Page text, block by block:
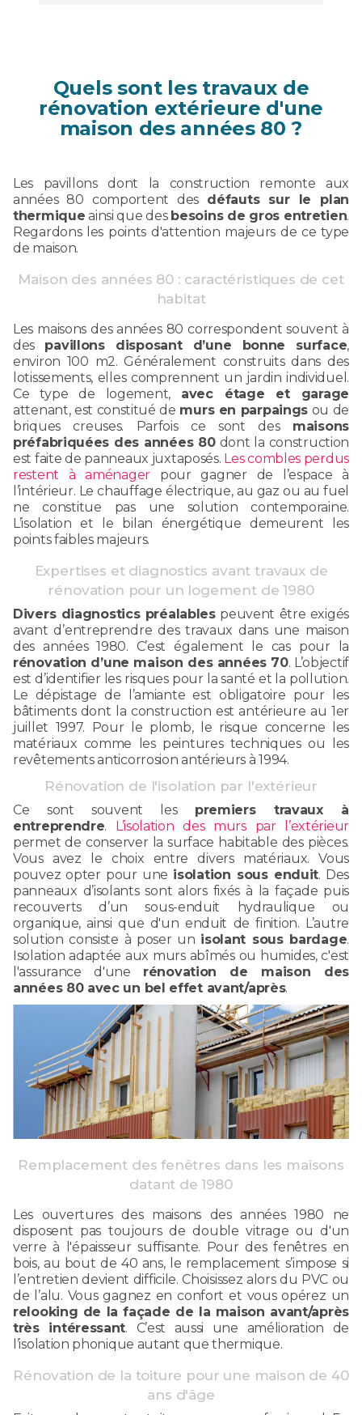
Quels sont les travaux de
rénovation extérieure d'une
maison des années 80 ?
Les pavillons dont la construction remonte aux
années 80 comportent des défauts sur le plan
thermique ainsi que des besoins de gros entretien.
Regardons les points d'attention majeurs de ce type
de maison.
Maison des années 80 : caractéristiques de cet
habitat
Les maisons des années 80 correspondent souvent à
des pavillons disposant d’une bonne surface,
environ 100 m2. Généralement construits dans des
lotissements, elles comprennent un jardin individuel.
Ce type de logement, avec étage et garage
attenant, est constitué de murs en parpaings ou de
briques creuses. Parfois ce sont des maisons
préfabriquées des années 80dont la construction
est faite de panneaux juxtaposés. Les combles perdus
restent à aménagerpour gagner de l’espace à
l’intérieur. Le chauffage électrique, au gaz ou au fuel
ne constitue pas une solution contemporaine.
L’isolation et le bilan énergétique demeurent les
points faibles majeurs.
Expertises et diagnostics avant travaux de
rénovation pour un logement de 1980
Divers diagnostics préalablespeuvent être exigés
avant d’entreprendre des travaux dans une maison
des années 1980. C’est également le cas pour la
rénovation d’une maison des années 70. L’objectif
est d’identifier les risques pour la santé et la pollution.
Le dépistage de l’amiante est obligatoire pour les
bâtiments dont la construction est antérieure au 1er
juillet 1997. Pour le plomb, le risque concerne les
matériaux comme les peintures techniques ou les
revêtements anticorrosion antérieurs à 1994.
Rénovation de l'isolation par l'extérieur
Ce sont souvent les premiers travaux à
entreprendre. L’isolation des murs par l’extérieur
permet de conserver la surface habitable des pièces.
Vous avez le choix entre divers matériaux. Vous
pouvez opter pour une isolation sous enduit. Des
panneaux d’isolants sont alors fixés à la façade puis
recouverts d’un sous-enduit hydraulique ou
organique, ainsi que d'un enduit de finition. L’autre
solution consiste à poser un isolant sous bardage.
Isolation adaptée aux murs abîmés ou humides, c'est
l'assurance d'une rénovation de maison des
années 80 avec un bel effet avant/après.
Remplacement des fenêtres dans les maisons
datant de 1980
Les ouvertures des maisons des années 1980 ne
disposent pas toujours de double vitrage ou d'un
verre à l'épaisseur suffisante. Pour des fenêtres en
bois, au bout de 40 ans, le remplacement s’impose si
l’entretien devient difficile. Choisissez alors du PVC ou
de l’alu. Vous gagnez en confort et vous opérez un
relooking de la façade de la maison avant/après
très intéressant. C’est aussi une amélioration de
l’isolation phonique autant que thermique.
Rénovation de la toiture pour une maison de 40
ans d'âge